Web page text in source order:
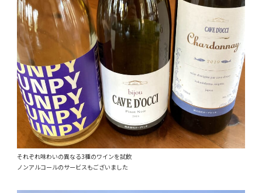
それぞれ味わいの異なる3種のワインを試飲
ノンアルコールのサービスもございました